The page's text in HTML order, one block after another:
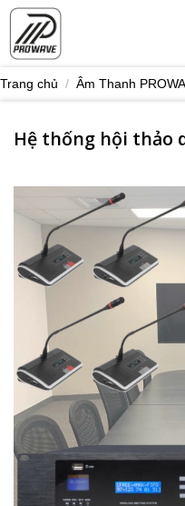
Bỏ
nội
Trang chủ / Âm Thanh
Hệ thống hội thảo